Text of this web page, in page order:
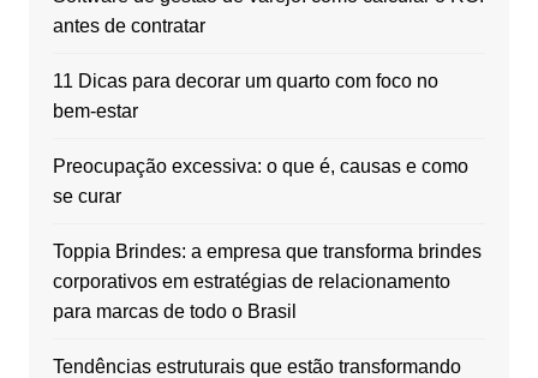
antes de contratar
11 Dicas para decorar um quarto com foco no
bem-estar
Preocupação excessiva: o que é, causas e como
se curar
Toppia Brindes: a empresa que transforma brindes
corporativos em estratégias de relacionamento
para marcas de todo o Brasil
Tendências estruturais que estão transformando